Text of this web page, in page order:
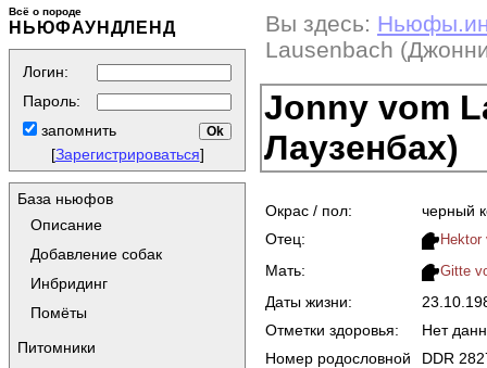
Всё о породе
НЬЮФАУНДЛЕНД
Логин:
Пароль:
запомнить
[Зарегистрироваться]
База ньюфов
Описание
Добавление собак
Инбридинг
Помёты
Питомники
Вы здесь:
Lausenbach
Jonny vom
Лаузенбах)
Окрас / пол:
черный
Отец:
Hektor
Мать: Gitte
Даты жизни:
Отметки здоровья:
Нет
Номер родословной
DDR